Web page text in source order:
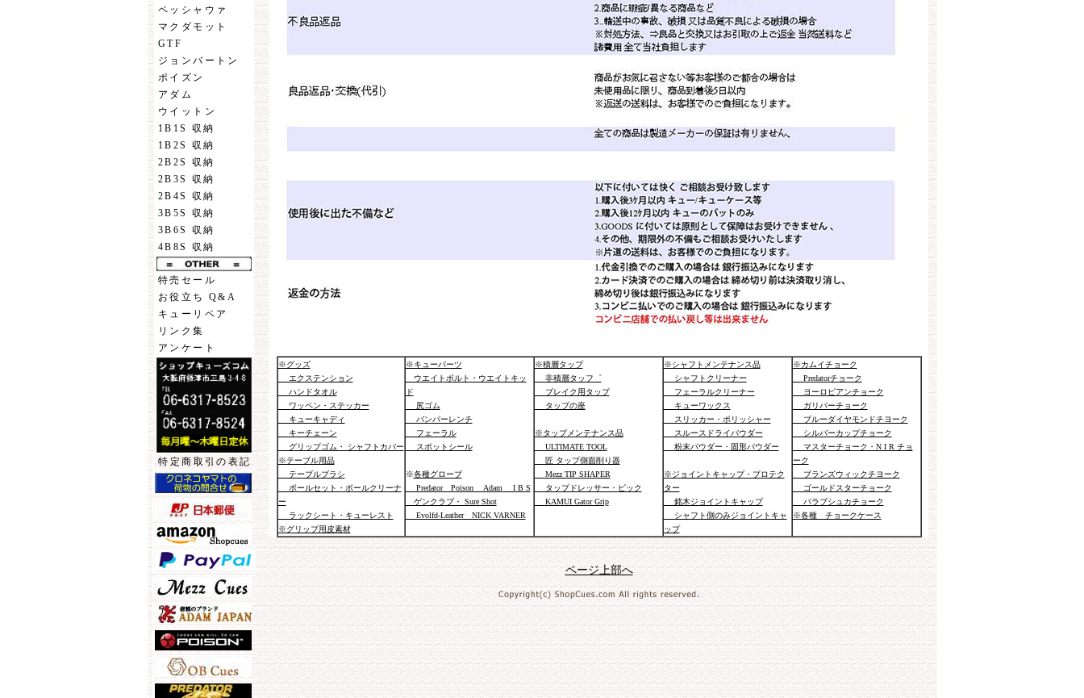
ペッシャウァ
マクダモット
GTF
ジョンバートン
ポイズン
アダム
ウイットン
1B1S 収納
1B2S 収納
2B2S 収納
2B3S 収納
2B4S 収納
3B5S 収納
3B6S 収納
4B8S 収納
特売セール
お役立ち Q&A
キューリペア
リンク集
アンケート
特定商取引の表記
※グッズ
エクステンション
ハンドタオル
ワッペン・ステッカー
キューキャディ
キーチェーン
グリップゴム・ シャフトカバー
※テーブル用品
テーブルブラシ
ボールセット・ボールクリーナ
ー
ラックシート・キューレスト
※グリップ用皮素材
※キューパーツ
ウエイトボルト・ウエイトキッ
ド
尻ゴム
バンパーレンチ
フェーラル
スポットシール
※各種グローブ
Predator Poison Adam I B S
ゲンクラブ・ Sure Shot
Evolfd-Leather NICK VARNER
※積層タップ
非積層タッフ゜
ブレイク用タップ
タップの座
※タップメンテナンス品
ULTIMATE TOOL
匠 タップ側面削り器
Mezz TIP SHAPER
タップドレッサー・ピック
KAMUI Gator Grip
※シャフトメンテナンス品
シャフトクリーナー
フェーラルクリーナー
キューワックス
スリッカー・ポリッシャー
スルースドライパウダー
粉末パウダー・固形パウダー
※ジョイントキャップ・プロテク
ター
銘木ジョイントキャップ
シャフト側のみジョイントキャ
ップ
※カムイチョーク
Predatorチョーク
ヨーロピアンチョーク
ガリバーチョーク
ブルーダイヤモンドチヨーク
シルバーカップチョーク
マスターチョーク・N I R チョ
ーク
ブランズウィックチヨーク
ゴールドスターチョーク
バラブシュカチョーク
※各種 チョークケース
ページ上部へ